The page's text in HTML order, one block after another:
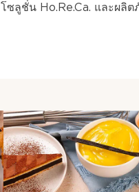
โซลูชั่น Ho.Re.Ca. และผลิ